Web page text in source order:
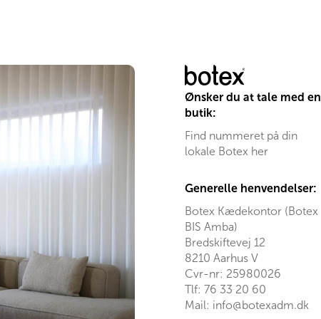
Ønsker du at tale med en
butik:
Find nummeret på din
lokale Botex her
Generelle henvendelser:
Botex Kædekontor (Botex
BIS Amba)
Bredskiftevej 12
8210 Aarhus V
Cvr-nr: 25980026
Tlf: 76 33 20 60
Mail: info@botexadm.dk